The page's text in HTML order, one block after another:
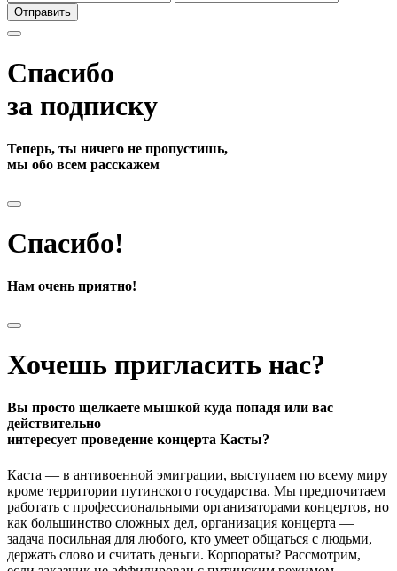
Отправить
Спасибо
за подписку
Теперь, ты ничего не пропустишь,
мы обо всем расскажем
Спасибо!
Нам очень приятно!
Хочешь пригласить нас?
Вы просто щелкаете мышкой куда попадя или вас
действительно
интересует проведение концерта Касты?
Каста — в антивоенной эмиграции, выступаем по всему миру
кроме территории путинского государства. Мы предпочитаем
работать с профессиональными организаторами концертов, но
как большинство сложных дел, организация концерта —
задача посильная для любого, кто умеет общаться с людьми,
держать слово и считать деньги. Корпораты? Рассмотрим,